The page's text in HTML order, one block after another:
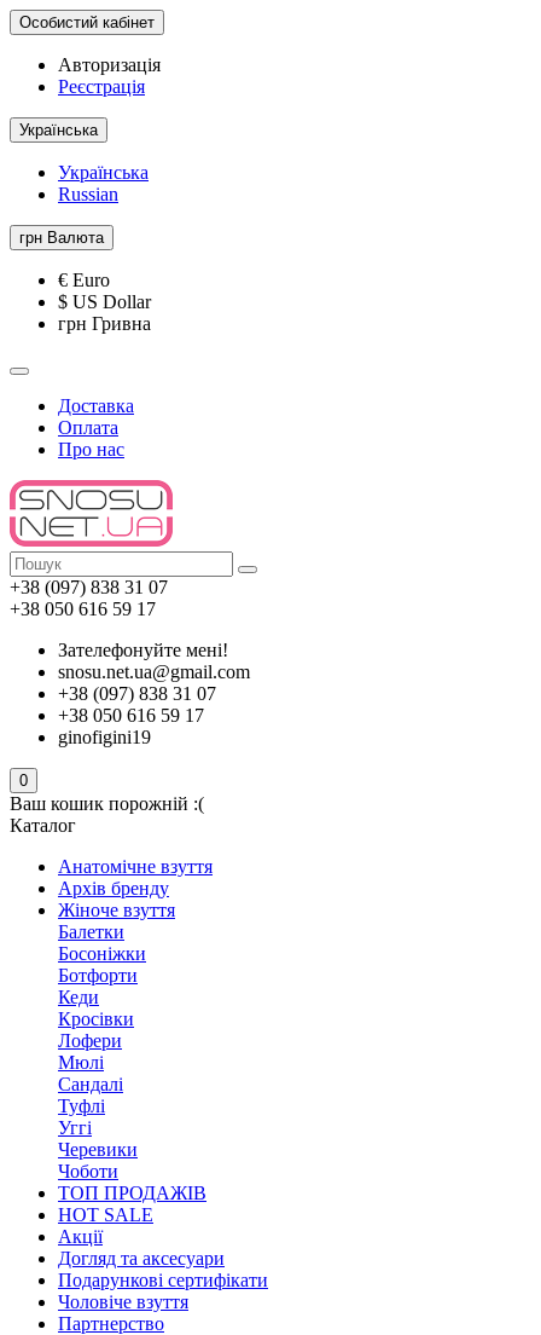
Особистий кабінет
Авторизація
Реєстрація
Українська
Українська
Russian
грн Валюта
€ Euro
$ US Dollar
грн Гривна
Доставка
Оплата
Про нас
+38 (097) 838 31 07
+38 050 616 59 17
Зателефонуйте мені!
snosu.net.ua@gmail.com
+38 (097) 838 31 07
+38 050 616 59 17
ginofigini19
0
Ваш кошик порожній :(
Каталог
Анатомічне взуття
Архів бренду
Жіноче взуття
Балетки
Босоніжки
Ботфорти
Кеди
Кросівки
Лофери
Мюлі
Сандалі
Туфлі
Уггі
Черевики
Чоботи
ТОП ПРОДАЖІВ
HOT SALE
Акції
Догляд та аксесуари
Подарункові сертифікати
Чоловіче взуття
Партнерство